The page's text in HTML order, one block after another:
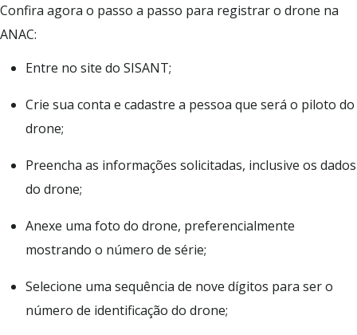
Confira agora o passo a passo para registrar o drone na
ANAC:
Entre no site do SISANT;
Crie sua conta e cadastre a pessoa que será o piloto do
drone;
Preencha as informações solicitadas, inclusive os dados
do drone;
Anexe uma foto do drone, preferencialmente
mostrando o número de série;
Selecione uma sequência de nove dígitos para ser o
número de identificação do drone;